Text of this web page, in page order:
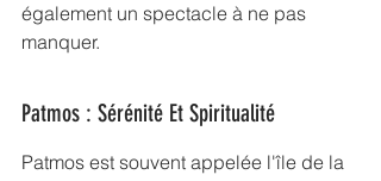
également un spectacle à ne pas
manquer.
Patmos : Sérénité Et Spiritualité
Patmos est souvent appelée l'île de la